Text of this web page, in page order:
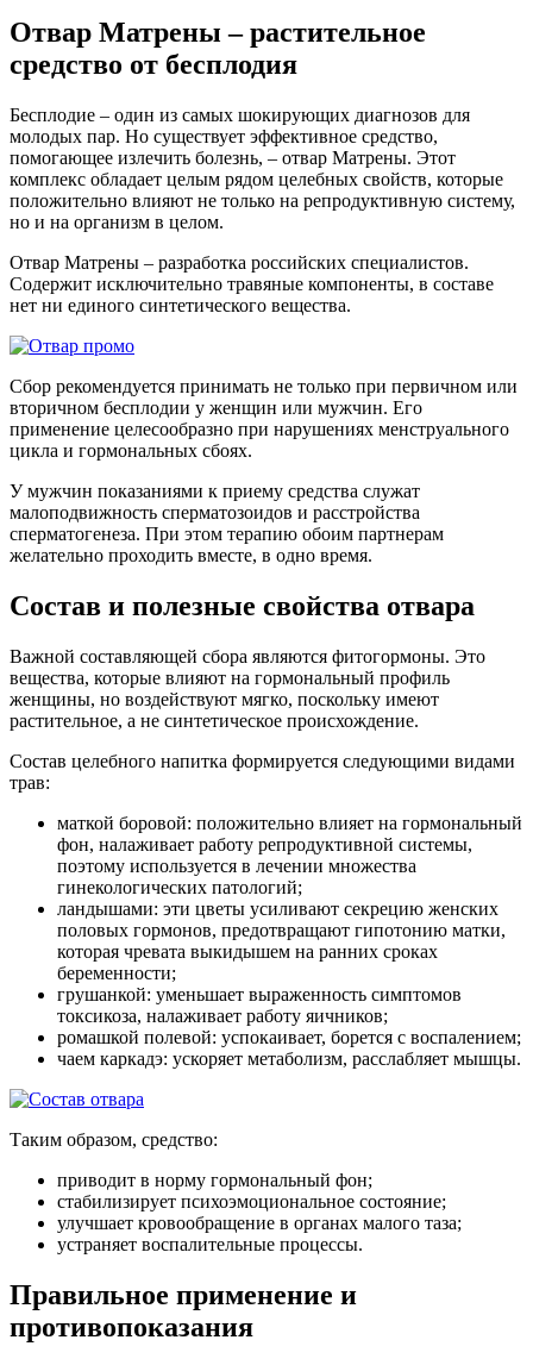
Отвар Матрены – растительное
средство от бесплодия
Бесплодие – один из самых шокирующих диагнозов для
молодых пар. Но существует эффективное средство,
помогающее излечить болезнь, – отвар Матрены. Этот
комплекс обладает целым рядом целебных свойств, которые
положительно влияют не только на репродуктивную систему,
но и на организм в целом.
Отвар Матрены – разработка российских специалистов.
Содержит исключительно травяные компоненты, в составе
нет ни единого синтетического вещества.
Сбор рекомендуется принимать не только при первичном или
вторичном бесплодии у женщин или мужчин. Его
применение целесообразно при нарушениях менструального
цикла и гормональных сбоях.
У мужчин показаниями к приему средства служат
малоподвижность сперматозоидов и расстройства
сперматогенеза. При этом терапию обоим партнерам
желательно проходить вместе, в одно время.
Состав и полезные свойства отвара
Важной составляющей сбора являются фитогормоны. Это
вещества, которые влияют на гормональный профиль
женщины, но воздействуют мягко, поскольку имеют
растительное, а не синтетическое происхождение.
Состав целебного напитка формируется следующими видами
трав:
маткой боровой: положительно влияет на гормональный
фон, налаживает работу репродуктивной системы,
поэтому используется в лечении множества
гинекологических патологий;
ландышами: эти цветы усиливают секрецию женских
половых гормонов, предотвращают гипотонию матки,
которая чревата выкидышем на ранних сроках
беременности;
грушанкой: уменьшает выраженность симптомов
токсикоза, налаживает работу яичников;
ромашкой полевой: успокаивает, борется с воспалением;
чаем каркадэ: ускоряет метаболизм, расслабляет мышцы.
Таким образом, средство:
приводит в норму гормональный фон;
стабилизирует психоэмоциональное состояние;
улучшает кровообращение в органах малого таза;
устраняет воспалительные процессы.
Правильное применение и
противопоказания